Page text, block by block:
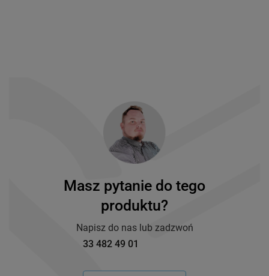
Masz pytanie do tego
produktu?
Napisz do nas lub zadzwoń
33 482 49 01